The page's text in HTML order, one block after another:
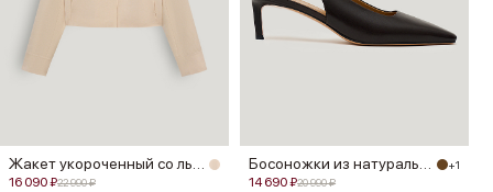
Жакет укороченный со льном
16 090 ₽22 990 ₽
Босоножки из натуральной кожи +1
14 690 ₽20 990 ₽